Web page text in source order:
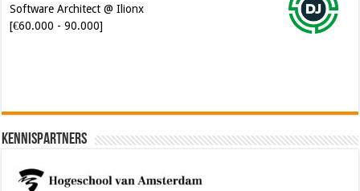
Software Architect @ Ilionx
[€60.000 - 90.000]
Kennispartners